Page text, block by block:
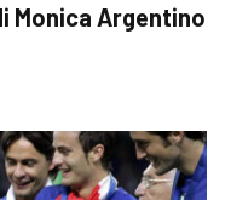
Monica Argentino